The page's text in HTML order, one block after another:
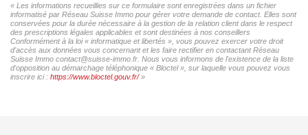
« Les informations recueillies sur ce formulaire sont enregistrées dans un fichier
informatisé par Réseau Suisse Immo pour gérer votre demande de contact. Elles sont
conservées pour la durée nécessaire à la gestion de la relation client dans le respect
des prescriptions légales applicables et sont destinées à nos conseillers
Conformément à la loi « informatique et libertés », vous pouvez exercer votre droit
d'accès aux données vous concernant et les faire rectifier en contactant Réseau
Suisse Immo contact@suisse-immo.fr. Nous vous informons de l'existence de la liste
d'opposition au démarchage téléphonique « Bloctel », sur laquelle vous pouvez vous
inscrire ici : https://www.bloctel.gouv.fr/»